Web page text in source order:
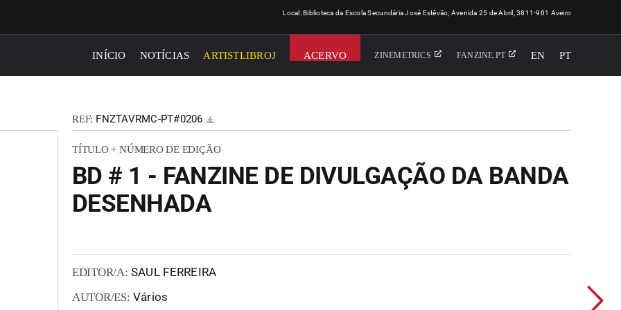
Local: Biblioteca da Escola Secundária José Estêvão, Avenida 25 de Abril, 3811-901 Aveiro
INÍCIO NOTÍCIAS ARTISTLIBROJ ACERVO ZINEMETRICS FANZINE.PT EN PT
REF: FNZTAVRMC-PT#0206
TÍTULO + NÚMERO DE EDIÇÃO
BD # 1 - FANZINE DE DIVULGAÇÃO DA BANDA
DESENHADA
EDITOR/A: SAUL FERREIRA
AUTOR/ES: Vários